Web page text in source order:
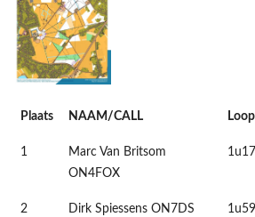
Plaats NAAM/CALL
1
Marc Van Britsom
ON4FOX
1u17
2 Dirk Spiessens ON7DS 1u59